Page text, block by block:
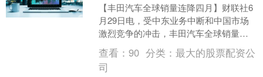
【丰田汽车全球销量连降四月】财联社6
月29日电，受中东业务中断和中国市场
激烈竞争的冲击，丰田汽车全球销量连
续第四个月下降。这家日本汽车制造商
周一表示正规股票配资....
查看：90 分类：最大的股票配资公
司